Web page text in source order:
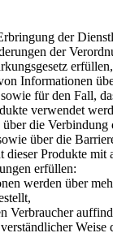
der
der
erfüllen,
Informationen
für den Fall,
verwendet
die Verbindung
über die
dieser Produkte mit
erfüllen:
werden über
Verbraucher
Weise